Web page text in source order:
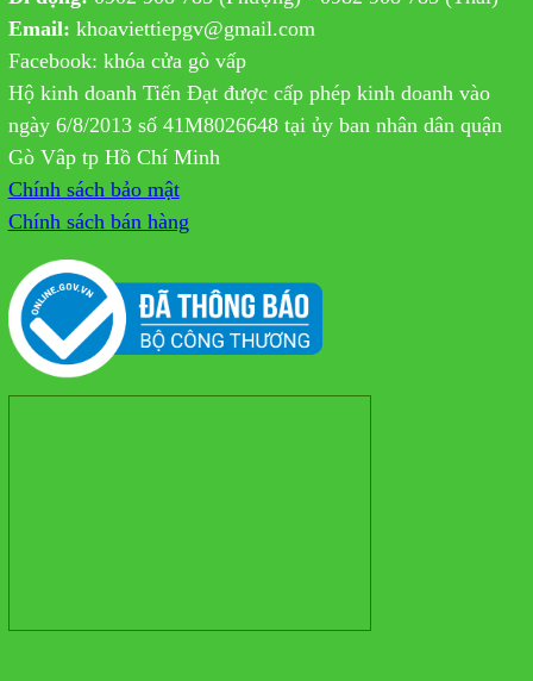
Email: khoaviettiepgv@gmail.com
Facebook: khóa cửa gò vấp
Hộ kinh doanh Tiến Đạt được cấp phép kinh doanh vào
ngày 6/8/2013 số 41M8026648 tại ủy ban nhân dân quận
Gò Vâp tp Hồ Chí Minh
Chính sách bảo mật
Chính sách bán hàng